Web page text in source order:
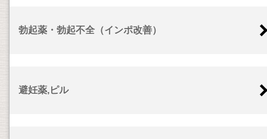
勃起薬・勃起不全（インポ改善）
避妊薬,ピル